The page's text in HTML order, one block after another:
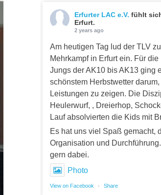
Erfurter LAC e.V. fühlt
Erfurt.
2 years ago
Am heutigen Tag lud der TLV
Mehrkampf in Erfurt ein. Für die
Jungs der AK10 bis AK13 ging
schönstem Herbstwetter
Leistungen zu zeigen. Die
Heulerwurf, , Dreierhop,
Lauf absolvierten die Kids mit
Es hat uns viel Spaß gemacht,
Organisation und
gern dabei.
Photo
View on Facebook · Share